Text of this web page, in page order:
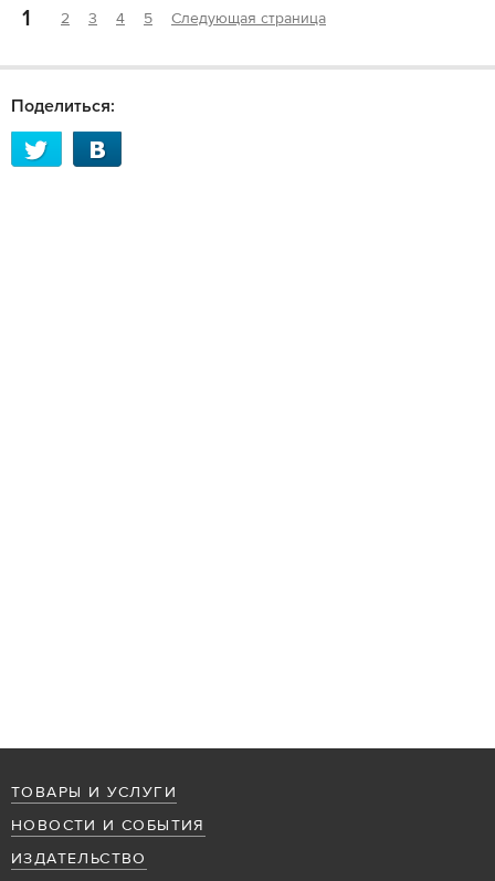
1 2 3 4 5 Следующая страница
Поделиться:
ТОВАРЫ И УСЛУГИ
НОВОСТИ И СОБЫТИЯ
ИЗДАТЕЛЬСТВО